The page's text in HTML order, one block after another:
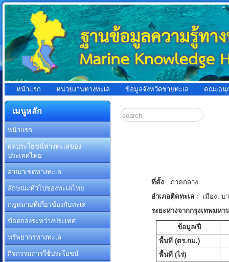
หน้าแรก หน่วยงานทางทะเล ข้อมูลจังหวัดชายทะเล คณะอนุ
เมนูหลัก
หน้าแรก
ผลประโยชน์ทางทะเลของ
ประเทศไทย
อาณาเขตทางทะเล
ลักษณะทั่วไปของทะเลไทย
กฎหมายที่เกี่ยวข้องกับทะเล
ข้อตกลงระหว่างประเทศ
ทรัพยากรทางทะเล
กิจกรรมการใช้ประโยชน์
ที่ตั้ง : ภาคกลาง
อำเภอติดทะเล : เมือง, บ
ระยะห่างจากกรุงเทพมหา
ข้อมูล/ปี
พื้นที่ (ตร.กม.)
พื้นที่ (ไร่)